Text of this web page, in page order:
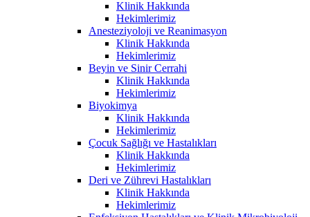
Klinik Hakkında
Hekimlerimiz
Anesteziyoloji ve Reanimasyon
Klinik Hakkında
Hekimlerimiz
Beyin ve Sinir Cerrahi
Klinik Hakkında
Hekimlerimiz
Biyokimya
Klinik Hakkında
Hekimlerimiz
Çocuk Sağlığı ve Hastalıkları
Klinik Hakkında
Hekimlerimiz
Deri ve Zührevi Hastalıkları
Klinik Hakkında
Hekimlerimiz